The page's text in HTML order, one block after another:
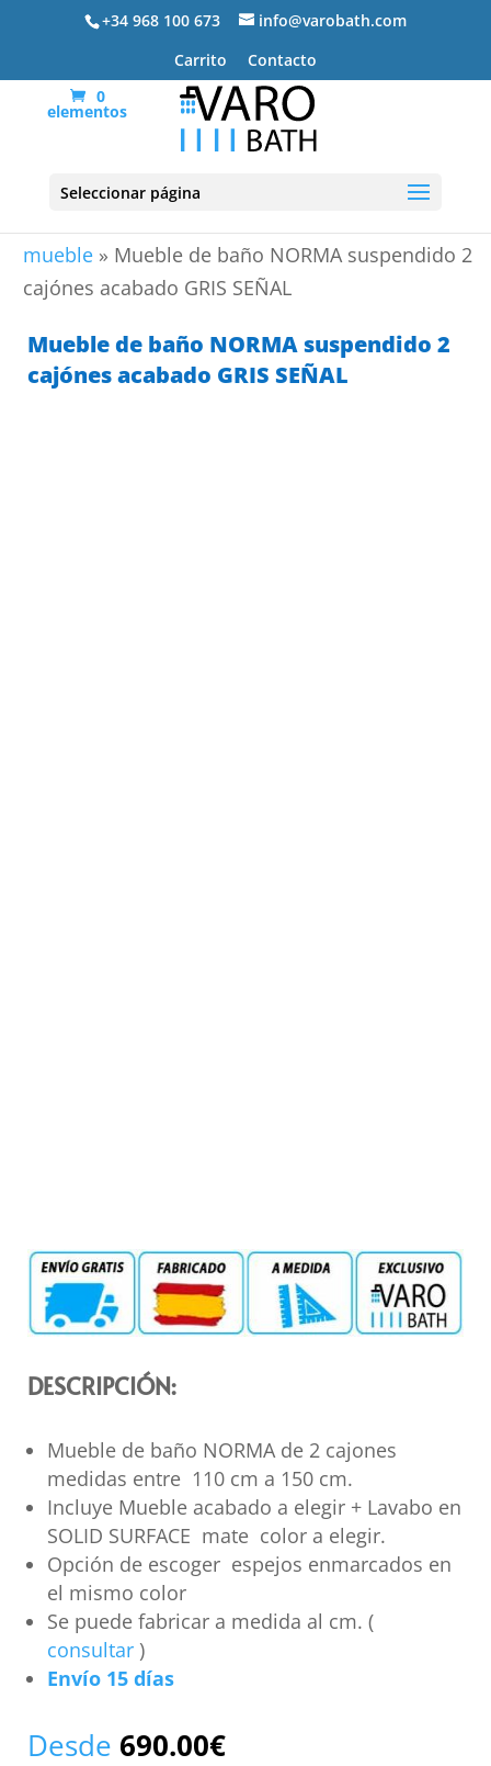
+34 968 100 673
info@varobath.com
Carrito
Contacto
0
elementos
Seleccionar página
mueble » Mueble de baño NORMA suspendido 2
cajónes acabado GRIS SEÑAL
Mueble de baño NORMA suspendido 2
cajónes acabado GRIS SEÑAL
DESCRIPCIÓN:
Mueble de baño NORMA de 2 cajones
medidas entre 110 cm a 150 cm.
Incluye Mueble acabado a elegir + Lavabo en
SOLID SURFACE mate color a elegir.
Opción de escoger espejos enmarcados en
el mismo color
Se puede fabricar a medida al cm. (
consultar)
Envío 15 días
Desde 690.00€